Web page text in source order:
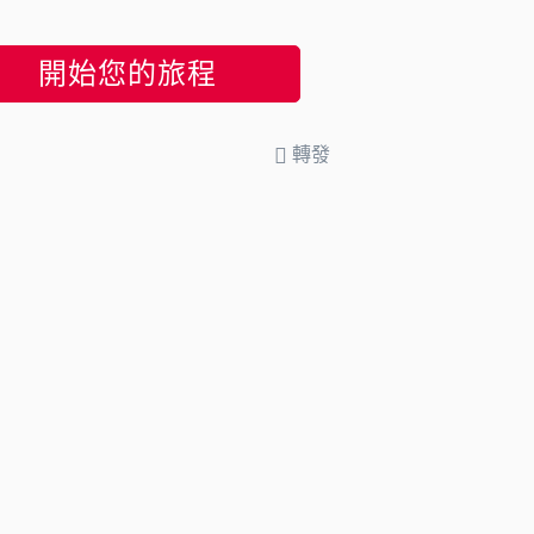
開始您的旅程
轉發